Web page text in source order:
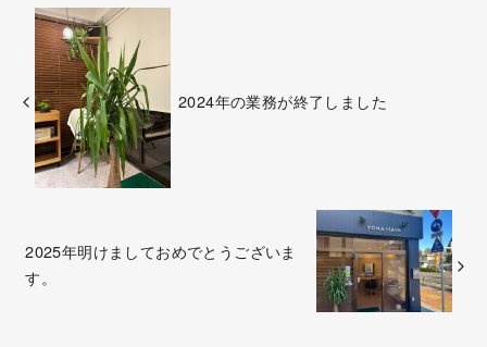
2024年の業務が終了しました
2025年明けましておめでとうございま
す。